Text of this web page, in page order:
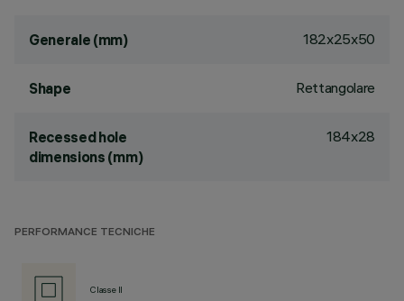
Generale (mm) 182x25x50
Shape Rettangolare
Recessed hole
dimensions (mm)
184x28
PERFORMANCE TECNICHE
Classe II